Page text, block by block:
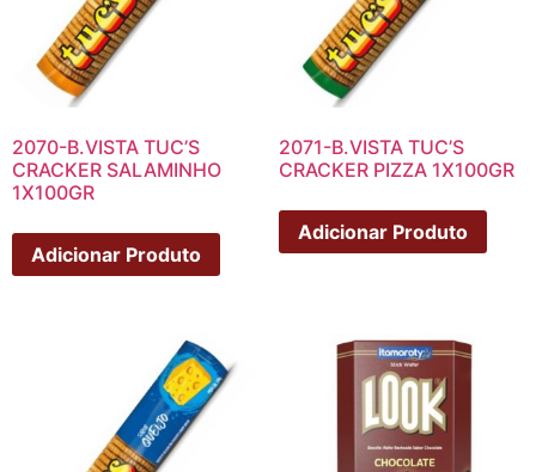
2070-B.VISTA TUC’S
CRACKER SALAMINHO
1X100GR
Adicionar Produto
2071-B.VISTA TUC’S
CRACKER PIZZA 1X100GR
Adicionar Produto